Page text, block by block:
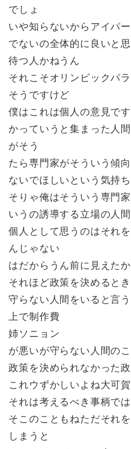
でしょ
いや知らないからアイパー
でないの全体的に良いと
待つ人かねうん
それこそオリンピックパ
そうですけど
僕はこれは個人の意見で
かっていうと集まった人
がそう
たら専門家がそういう傾
ないでほしいという気持
そりゃ俺はそういう専門
いうの誘導する立場の人
個人として思うのはそれ
んじゃない
はだからうん前に見えた
それほど政策を決めると
守らない人間をいると言
上で制作費
姉ソニョン
が悪いが守らない人間の
政策を決められなかった
これウずかしいよね大可
それは考えるべき事柄で
そこのこともねただそれ
しまうと